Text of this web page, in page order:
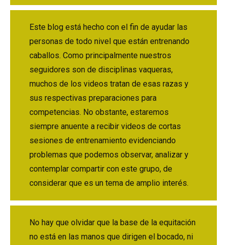
Este blog está hecho con el fin de ayudar las
personas de todo nivel que están entrenando
caballos. Como principalmente nuestros
seguidores son de disciplinas vaqueras,
muchos de los videos tratan de esas razas y
sus respectivas preparaciones para
competencias. No obstante, estaremos
siempre anuente a recibir videos de cortas
sesiones de entrenamiento evidenciando
problemas que podemos observar, analizar y
contemplar compartir con este grupo, de
considerar que es un tema de amplio interés.
No hay que olvidar que la base de la equitación
no está en las manos que dirigen el bocado, ni